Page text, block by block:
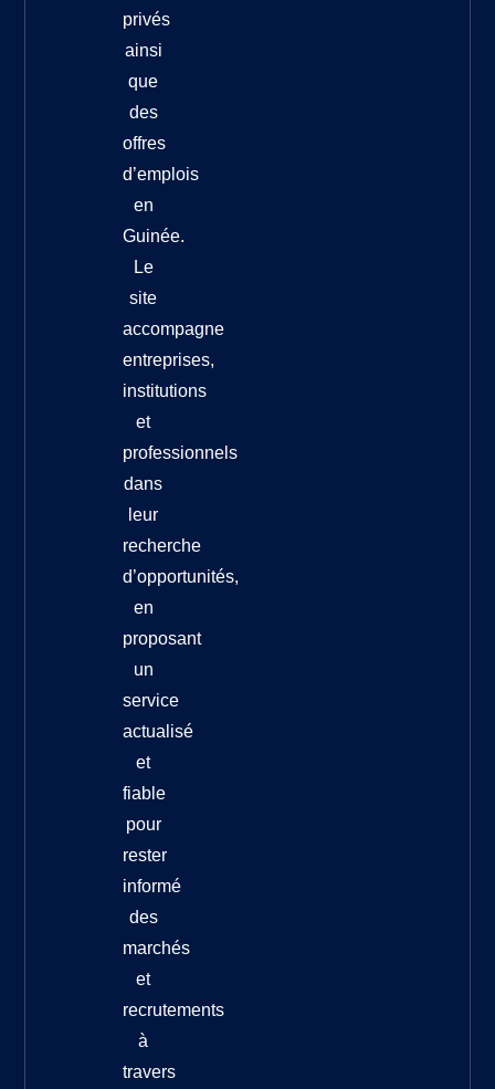
privés
ainsi
que
des
offres
d’emplois
en
Guinée.
Le
site
accompagne
entreprises,
institutions
et
professionnels
dans
leur
recherche
d’opportunités,
en
proposant
un
service
actualisé
et
fiable
pour
rester
informé
des
marchés
et
recrutements
à
travers